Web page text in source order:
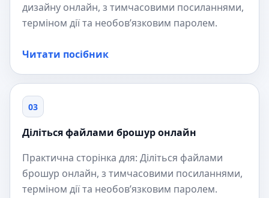
дизайну онлайн, з тимчасовими посиланнями,
терміном дії та необов’язковим паролем.
Читати посібник
03
Діліться файлами брошур онлайн
Практична сторінка для: Діліться файлами
брошур онлайн, з тимчасовими посиланнями,
терміном дії та необов’язковим паролем.